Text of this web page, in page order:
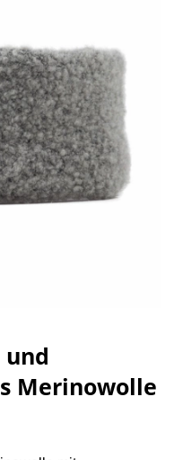
und
Merinowolle